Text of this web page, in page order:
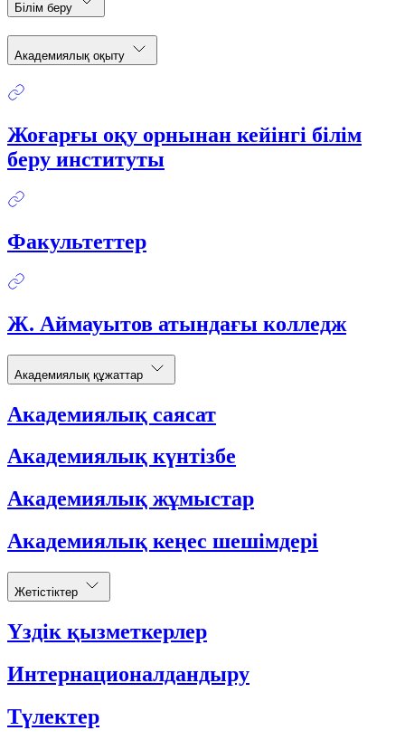
Білім беру
Академиялық оқыту
Жоғарғы оқу орнынан кейінгі білім
беру институты
Факультеттер
Ж. Аймауытов атындағы колледж
Академиялық құжаттар
Академиялық саясат
Академиялық күнтізбе
Академиялық жұмыстар
Академиялық кеңес шешімдері
Жетістіктер
Үздік қызметкерлер
Интернационалдандыру
Түлектер